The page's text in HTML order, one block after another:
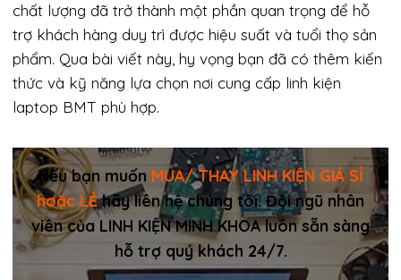
chất lượng đã trở thành một phần quan trọng để hỗ
trợ khách hàng duy trì được hiệu suất và tuổi thọ sản
phẩm. Qua bài viết này, hy vọng bạn đã có thêm kiến
thức và kỹ năng lựa chọn nơi cung cấp linh kiện
laptop BMT phù hợp.
Nếu bạn muốn MUA/ THAY LINH KIỆN GIÁ SỈ
hoặc LẺhãy liên hệ chúng tôi. Đội ngũ nhân
viên của LINH KIỆN MINH KHOA luôn sẵn sàng
hỗ trợ quý khách 24/7.